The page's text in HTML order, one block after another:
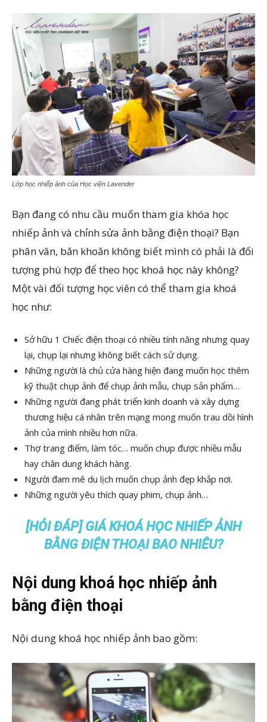
Lớp học nhiếp ảnh của Học viện Lavender
Bạn đang có nhu cầu muốn tham gia khóa học
nhiếp ảnh và chỉnh sửa ảnh bằng điện thoại? Bạn
phân vân, băn khoăn không biết mình có phải là đối
tượng phù hợp để theo học khoá học này không?
Một vài đối tượng học viên có thể tham gia khoá
học như:
Sở hữu 1 Chiếc điện thoại có nhiều tính năng nhưng quay
lại, chụp lại nhưng không biết cách sử dụng.
Những người là chủ cửa hàng hiện đang muốn học thêm
kỹ thuật chụp ảnh để chụp ảnh mẫu, chụp sản phẩm…
Những người đang phát triển kinh doanh và xây dựng
thương hiệu cá nhân trên mạng mong muốn trau dồi hình
ảnh của mình nhiều hơn nữa.
Thợ trang điểm, làm tóc… muốn chụp được nhiều mẫu
hay chân dung khách hàng.
Người đam mê du lịch muốn chụp ảnh đẹp khắp nơi.
Những người yêu thích quay phim, chụp ảnh…
[HỎI ĐÁP] GIÁ KHOÁ HỌC NHIẾP ẢNH
BẰNG ĐIỆN THOẠI BAO NHIÊU?
Nội dung khoá học nhiếp ảnh
bằng điện thoại
Nội dung khoá học nhiếp ảnh bao gồm: